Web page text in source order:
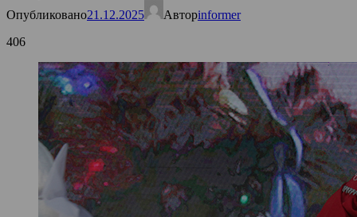
Опубликовано21.12.2025 Авторinformer
406